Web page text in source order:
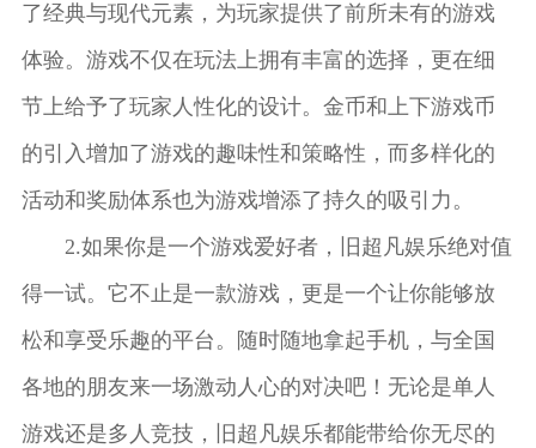
了经典与现代元素，为玩家提供了前所未有的游戏
体验。游戏不仅在玩法上拥有丰富的选择，更在细
节上给予了玩家人性化的设计。金币和上下游戏币
的引入增加了游戏的趣味性和策略性，而多样化的
活动和奖励体系也为游戏增添了持久的吸引力。
2.如果你是一个游戏爱好者，旧超凡娱乐绝对值
得一试。它不止是一款游戏，更是一个让你能够放
松和享受乐趣的平台。随时随地拿起手机，与全国
各地的朋友来一场激动人心的对决吧！无论是单人
游戏还是多人竞技，旧超凡娱乐都能带给你无尽的